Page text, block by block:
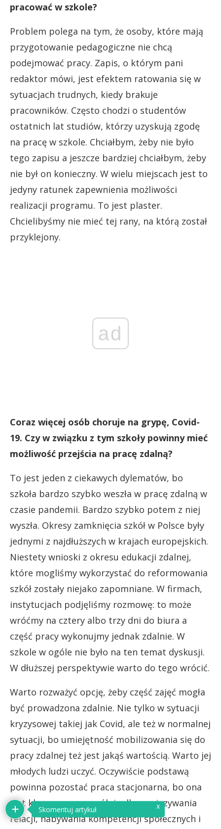
pracować w szkole?
Problem polega na tym, że osoby, które mają
przygotowanie pedagogiczne nie chcą
podejmować pracy. Zapis, o którym pani
redaktor mówi, jest efektem ratowania się w
sytuacjach trudnych, kiedy brakuje
pracowników. Często chodzi o studentów
ostatnich lat studiów, którzy uzyskują zgodę
na pracę w szkole. Chciałbym, żeby nie było
tego zapisu a jeszcze bardziej chciałbym, żeby
nie był on konieczny. W wielu miejscach jest to
jedyny ratunek zapewnienia możliwości
realizacji programu. To jest plaster.
Chcielibyśmy nie mieć tej rany, na którą został
przyklejony.
ad
Coraz więcej osób choruje na grypę, Covid-
19. Czy w związku z tym szkoły powinny mieć
możliwość przejścia na pracę zdalną?
To jest jeden z ciekawych dylematów, bo
szkoła bardzo szybko weszła w pracę zdalną w
czasie pandemii. Bardzo szybko potem z niej
wyszła. Okresy zamknięcia szkół w Polsce były
jednymi z najdłuższych w krajach europejskich.
Niestety wnioski z okresu edukacji zdalnej,
które mogliśmy wykorzystać do reformowania
szkół zostały niejako zapomniane. W firmach,
instytucjach podjęliśmy rozmowę: to może
wróćmy na cztery albo trzy dni do biura a
część pracy wykonujmy jednak zdalnie. W
szkole w ogóle nie było na ten temat dyskusji.
W dłuższej perspektywie warto do tego wrócić.
Warto rozważyć opcję, żeby część zajęć mogła
być prowadzona zdalnie. Nie tylko w sytuacji
kryzysowej takiej jak Covid, ale też w normalnej
sytuacji, bo umiejętność mobilizowania się do
pracy zdalnej też jest jakąś wartością. Warto jej
młodych ludzi uczyć. Oczywiście podstawą
powinna pozostać praca stacjonarna, bo ona
jest kluczowa, szczególnie dla nawiązywania
relacji, nabywania kompetencji społecznych i